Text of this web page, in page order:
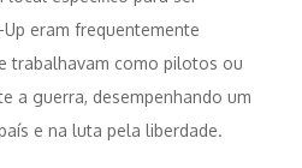
eram frequentemente
trabalhavam como pilotos ou
a guerra, desempenhando um
e na luta pela liberdade.